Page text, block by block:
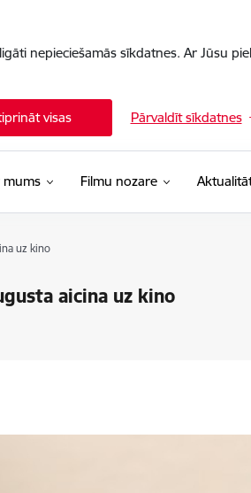
nepieciešamās sīkdatnes. Ar Jūsu
visas Pārvaldīt sīkdatnes
mums Filmu nozare
uz kino
aicina uz kino